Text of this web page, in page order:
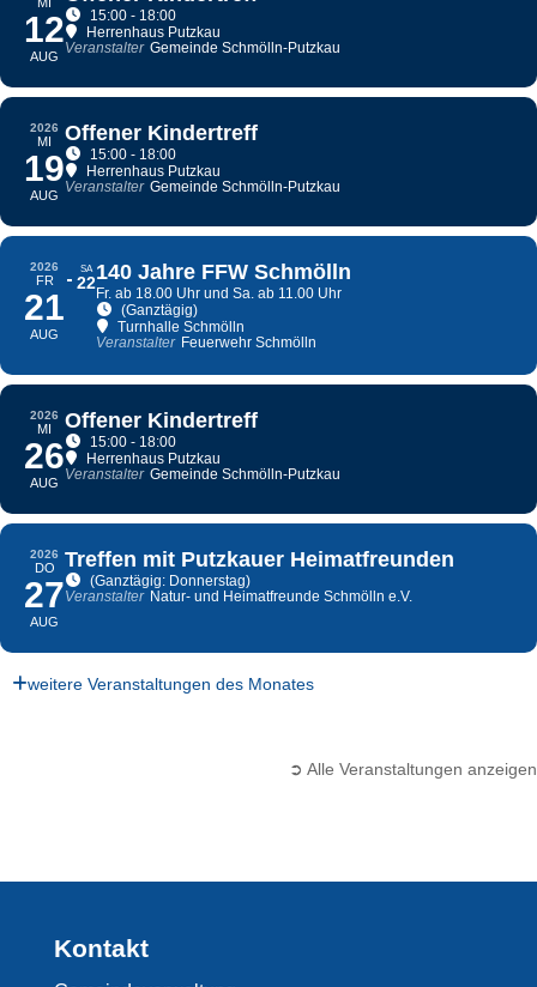
12
AUG
15:00 - 18:00
Herrenhaus Putzkau
Veranstalter Gemeinde Schmölln-Putzkau
2026
MI
19
AUG
Offener Kindertreff
15:00 - 18:00
Herrenhaus Putzkau
Veranstalter Gemeinde Schmölln-Putzkau
2026
FR
21
AUG
SA
22140 Jahre FFW Schmölln
Fr. ab 18.00 Uhr und Sa. ab 11.00 Uhr
(Ganztägig)
Turnhalle Schmölln
Veranstalter Feuerwehr Schmölln
2026
MI
26
AUG
Offener Kindertreff
15:00 - 18:00
Herrenhaus Putzkau
Veranstalter Gemeinde Schmölln-Putzkau
2026
DO
27
AUG
Treffen mit Putzkauer Heimatfreunden
(Ganztägig: Donnerstag)
Veranstalter Natur- und Heimatfreunde Schmölln e.V.
weitere Veranstaltungen des Monates
➲ Alle Veranstaltungen anzeigen
Kontakt